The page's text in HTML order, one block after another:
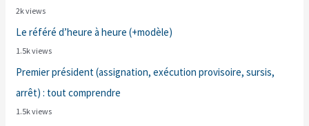
2k views
Le référé d’heure à heure (+modèle)
1.5k views
Premier président (assignation, exécution provisoire, sursis,
arrêt) : tout comprendre
1.5k views